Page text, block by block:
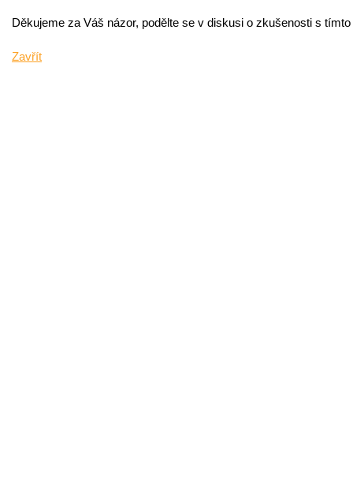
Děkujeme za Váš názor, podělte se v diskusi o zkušenosti s
Zavřít